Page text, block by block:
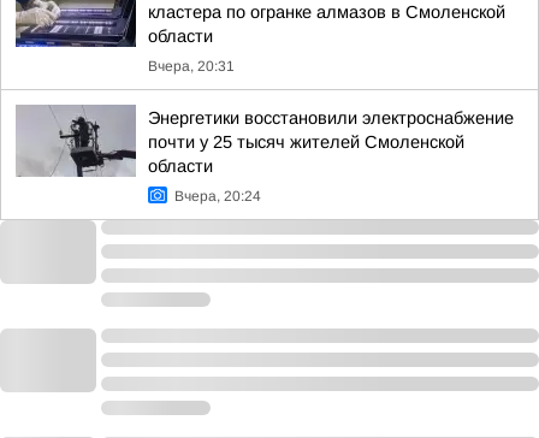
кластера по огранке алмазов в Смоленской
области
Вчера, 20:31
Энергетики восстановили электроснабжение
почти у 25 тысяч жителей Смоленской
области
Вчера, 20:24